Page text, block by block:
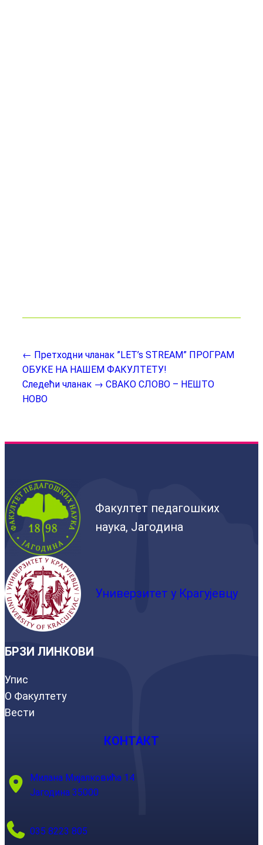
← Претходни чланак ”LET’s STREAM” ПРОГРАМ
ОБУКЕ НА НАШЕМ ФАКУЛТЕТУ!
Следећи чланак → СВАКО СЛОВО – НЕШТО
НОВО
Факултет педагошких
наука, Јагодина
Универзитет у Крагујевцу
БРЗИ ЛИНКОВИ
Упис
О Факултету
Вести
КОНТАКТ
Милана Мијалковића 14
Јагодина 35000
035 8223 805